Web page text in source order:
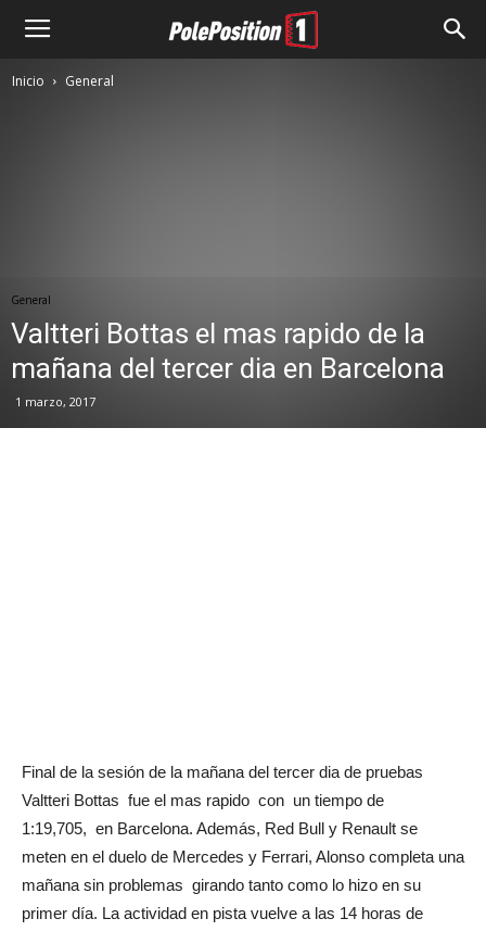
Inicio General
General
Valtteri Bottas el mas rapido de la
mañana del tercer dia en Barcelona
1 marzo, 2017
Final de la sesión de la mañana del tercer dia de pruebas
Valtteri Bottas fue el mas rapido con un tiempo de
1:19,705, en Barcelona. Además, Red Bull y Renault se
meten en el duelo de Mercedes y Ferrari, Alonso completa una
mañana sin problemas girando tanto como lo hizo en su
primer día. La actividad en pista vuelve a las 14 horas de